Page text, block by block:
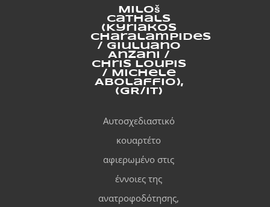
Miloš
Cathals
(Kyriakos
Charalampides
/ Giuluano
Anzani /
Chris Loupis
/ Michele
Abolaffio),
(GR/IT)
Αυτοσχεδιαστικό
κουαρτέτο
αφιερωμένο στις
έννοιες της
ανατροφοδότησης,